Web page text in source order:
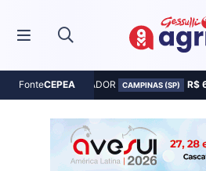
FonteCEPEA
MILHO - INDICADOR CAMPINAS (SP) R$